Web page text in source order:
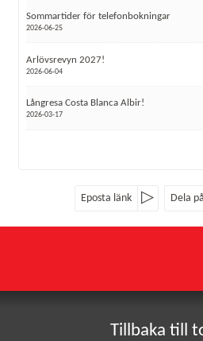
Sommartider för telefonbokningar
2026-06-25
Arlövsrevyn 2027!
2026-06-04
Långresa Costa Blanca Albir!
2026-03-17
Eposta länk Dela
Jag samtycker till
Telefon 0451-
Tillbaka till